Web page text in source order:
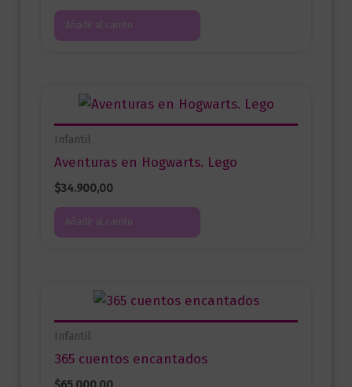
Añadir al carrito
Infantil
Aventuras en Hogwarts. Lego
$34.900,00
Añadir al carrito
Infantil
365 cuentos encantados